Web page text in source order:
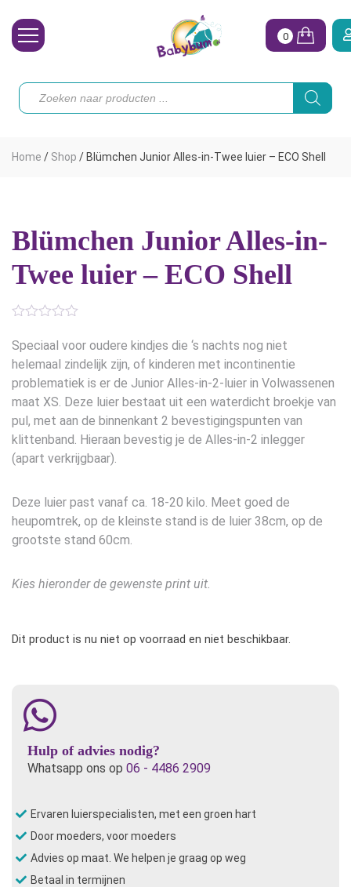
Toebehoren
Onze merken
Hoe begin ik?
0
Producten
zoeken
Home / Shop / Blümchen Junior Alles-in-Twee luier – ECO Shell
Blümchen Junior Alles-in-
Twee luier – ECO Shell
Speciaal voor oudere kindjes die ‘s nachts nog niet
helemaal zindelijk zijn, of kinderen met incontinentie
problematiek is er de Junior Alles-in-2-luier in Volwassenen
maat XS. Deze luier bestaat uit een waterdicht broekje van
pul, met aan de binnenkant 2 bevestigingspunten van
klittenband. Hieraan bevestig je de Alles-in-2 inlegger
(apart verkrijgbaar).
Deze luier past vanaf ca. 18-20 kilo. Meet goed de
heupomtrek, op de kleinste stand is de luier 38cm, op de
grootste stand 60cm.
Kies hieronder de gewenste print uit.
Dit product is nu niet op voorraad en niet beschikbaar.
Hulp of advies nodig?
Whatsapp ons op 06 - 4486 2909
Ervaren luierspecialisten, met een groen hart
Door moeders, voor moeders
Advies op maat. We helpen je graag op weg
Betaal in termijnen